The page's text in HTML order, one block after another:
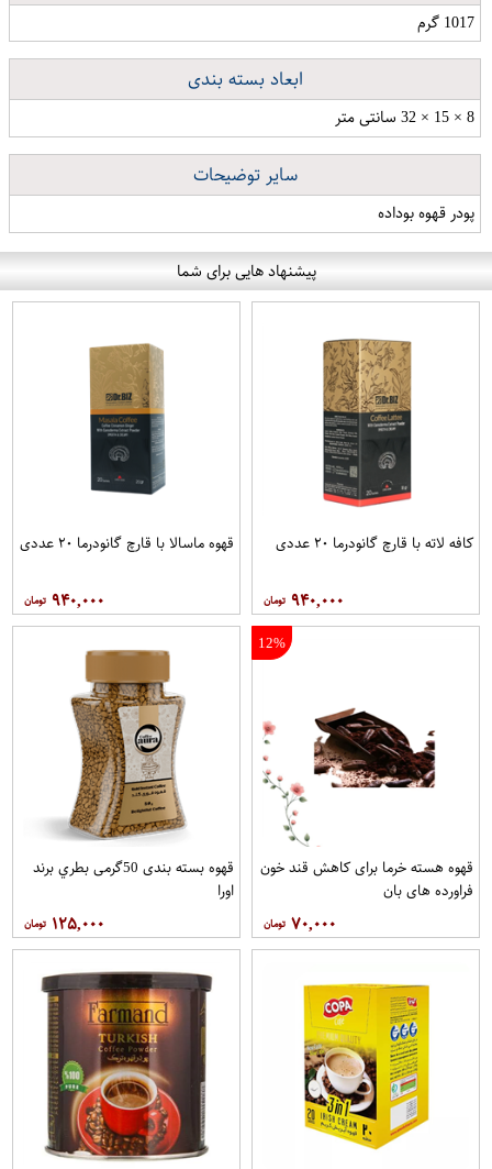
1017 گرم
ابعاد بسته بندی
8 × 15 × 32 سانتی متر
سایر توضیحات
پودر قهوه بوداده
پیشنهاد هایی برای شما
کافه لاته با قارچ گانودرما ۲۰ عددی
۹۴۰,۰۰۰
قهوه ماسالا با قارچ گانودرما ۲۰ عددی
۹۴۰,۰۰۰
12%
قهوه هسته خرما برای کاهش قند خون
فراورده های بان
۷۰,۰۰۰
قهوه بسته بندی 50گرمی بطري برند
اورا
۱۲۵,۰۰۰